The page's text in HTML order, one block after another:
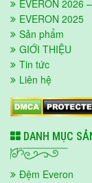
EVERON 2026
EVERON 2025
Sản phẩm
GIỚI THIỆU
Tin tức
Liên hệ
DANH MỤC
Đệm Everon